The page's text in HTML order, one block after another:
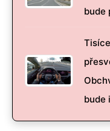
bude
bude